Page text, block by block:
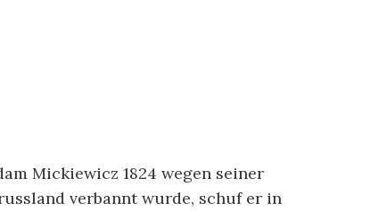
Mickiewicz 1824 wegen seiner
verbannt wurde, schuf er in